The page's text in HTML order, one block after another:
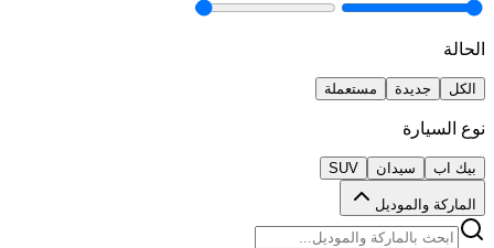
الحالة
الكل جديدة مستعملة
نوع السيارة
بيك اب سيدان SUV
الماركة والموديل